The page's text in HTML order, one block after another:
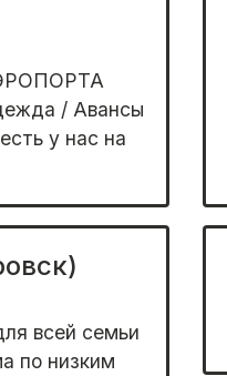
/ Авансы
у нас на
вcей cемьи
по низким